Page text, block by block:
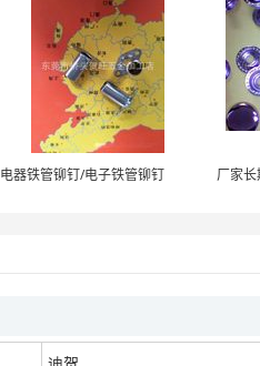
电器铁管铆钉/电子铁管铆钉